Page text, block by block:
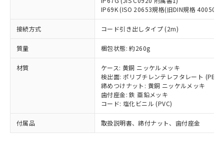
IP69K (ISO 20653規格(旧DIN規格 40050
接続方式 コード引き出しタイプ (2m)
質量 梱包状態: 約260g
材質
ケース: 黄銅 ニッケルメッキ
検出面: ポリブチレンテレフタレート (PBT)
締めつけナット: 黄銅 ニッケルメッキ
歯付座金: 鉄 亜鉛メッキ
コード: 塩化ビニル (PVC)
付属品 取扱説明書、締付ナット、歯付座金
ご相談ください。
オムロン制御機器販売店や当社販売拠
販売ネットワーク
」をご確認
在庫状況および標準価格結果を当社の
事前の承諾なく第三者に漏洩または開
示しないようお願いします。
マイパーツ機能（部品リスト作成サー
ビス）をご利用いただくには、I-Web
メンバーズにご登録されている必要が
お客様が当ウェブサイト上で当社にご
登録された部品リストについて、当社
但し、RoHS指令で産業用監視および制御機器に対する
フタル酸エステル類の４物質については閾値を超える意
図的な使用がないことを確認しています。
※2 対応予定月
部品在庫の切り替え状況などにより、予定
月が前後することがあります。
※3 非含有証明書ダウンロード
DEHP(フタル酸ビス(2-エチルヘキシル)) : 1000ppm
※2 環境保護使用期限
「ｅ」：有害物質（10物質）のすべてが基
準値以下であることを示します。
「10」：通常の使用状況下において有害物
質が外部に漏えいし、環境に深刻な影響を
及ぼさない年数を意味します。
「－」：未確認です。当社販売部門へお問
い合わせください。
当社は貴社製品を、核兵器、ミサイ
ル、化学兵器、生物兵器またはその他
武器並びにこれらの製造装置等に一切
使用いたしません。
当社は、貴社製品を第三者に販売する
場合は、上記1、2および3の内容を当
該第三者に通知します。また当社は、
販売先および販売に係わる関係者が違
法に輸出するおそれがある場合は、取
り引きをいたしません。
在庫なし(最新の在庫状況につ
いては、お客様のお取引先、ま
たはお客様担当のオムロン制御
機器販売店・当社販売員にご確
認ください)
受注生産機種、また在庫状況の
情報を公開していない機種